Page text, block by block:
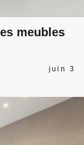
meubles
juin 3